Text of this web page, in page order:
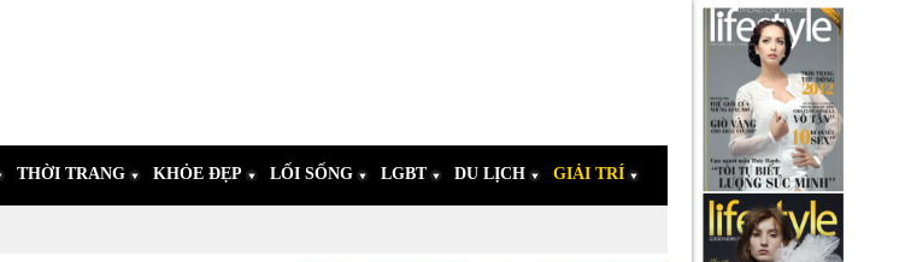
THỜI TRANG KHỎE ĐẸP LỐI SỐNG LGBT DU LỊCH GIẢI TRÍ